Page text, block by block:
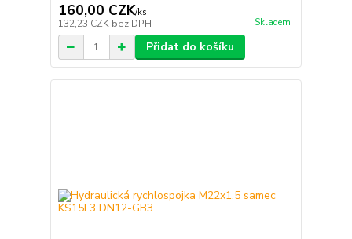
160,00 CZK/ks
132,23 CZK bez DPH Skladem
Přidat do košíku